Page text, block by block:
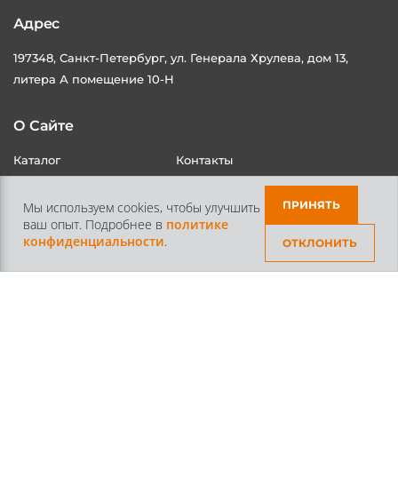
Мы используем cookies, чтобы улучшить
ваш опыт. Подробнее вполитике
ОТКЛОНИТЬ
Адрес
197348, Санкт-Петербург, ул. Генерала Хрулева, дом 13,
литера А помещение 10-Н
О Сайте
Каталог
Контакты